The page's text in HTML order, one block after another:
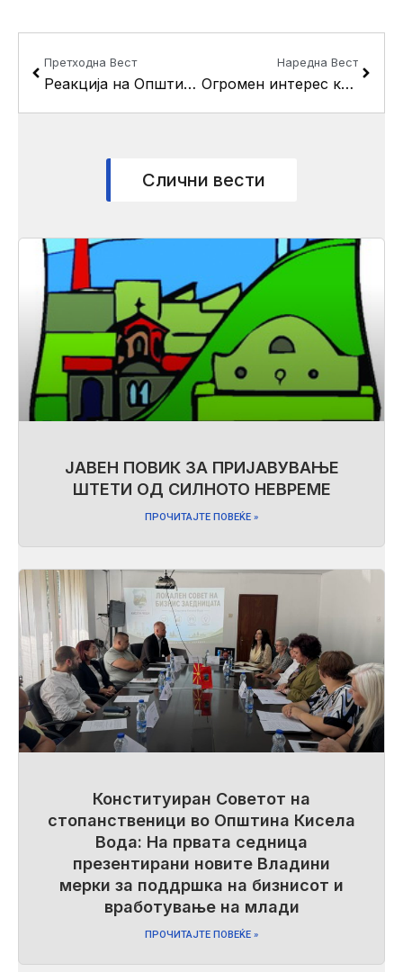
Претходна Вест
Реакција на Општина Кисела Вода
Наредна Вест
Огромен интерес кај граѓаните за средба со Градоначалникот на Кисела Вода
Слични вести
ЈАВЕН ПОВИК ЗА ПРИЈАВУВАЊЕ
ШТЕТИ ОД СИЛНОТО НЕВРЕМЕ
ПРОЧИТАЈТЕ ПОВЕЌЕ »
Конституиран Советот на
стопанственици во Општина Кисела
Вода: На првата седница
презентирани новите Владини
мерки за поддршка на бизнисот и
вработување на млади
ПРОЧИТАЈТЕ ПОВЕЌЕ »